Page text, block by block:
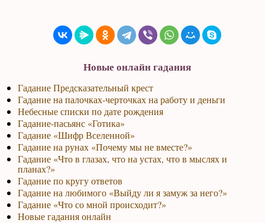
Новые онлайн гадания
Гадание Предсказательный крест
Гадание на палочках-черточках на работу и деньги
Небесные списки по дате рождения
Гадание-пасьянс «Готика»
Гадание «Шифр Вселенной»
Гадание на рунах «Почему мы не вместе?»
Гадание «Что в глазах, что на устах, что в мыслях и
планах?»
Гадание по кругу ответов
Гадание на любимого «Выйду ли я замуж за него?»
Гадание «Что со мной происходит?»
Новые гадания онлайн